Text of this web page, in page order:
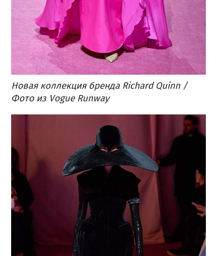
Новая коллекция бренда Richard Quinn /
Фото из Vogue Runway